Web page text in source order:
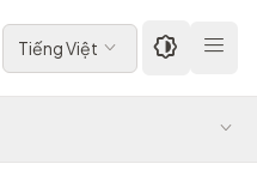
Tiếng Việt